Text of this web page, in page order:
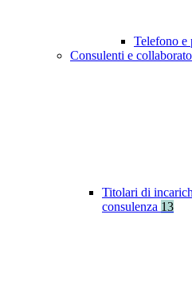
Telefono e
Consulenti e
Titolari di
consulenza 13